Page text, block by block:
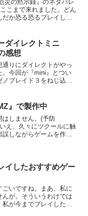
災の黙示録』のネタバレ
こまで来れました。どん
か恐る恐るプレイして
素を極力排除しつつ、
開で...
ダイレクトミニ
感想
通りにダイレクトがやっ
。今回が『mini』とつい
ノブレイド３をねじ込む
プしてみます。 まずは、
』で製作中
はしません。(予防
え、久々にツクールに触
しながらゲームを作る
て、...
イしたおすすめゲー
ごいですね。まあ、私に
んが。そういうわけでは
私が今までプレイしたゲ